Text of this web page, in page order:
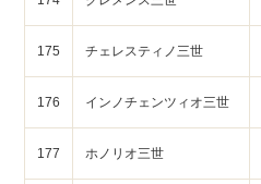
175 チェレスティノ三世
176 インノチェンツィオ三世
177 ホノリオ三世